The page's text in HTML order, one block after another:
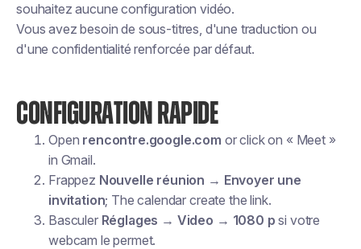
souhaitez aucune configuration vidéo.
Vous avez besoin de sous-titres, d'une traduction ou
d'une confidentialité renforcée par défaut.
CONFIGURATION RAPIDE
Open rencontre.google.com or click on « Meet »
in Gmail.
Frappez Nouvelle réunion → Envoyer une
invitation; The calendar create the link.
Basculer Réglages → Video → 1080 p si votre
webcam le permet.